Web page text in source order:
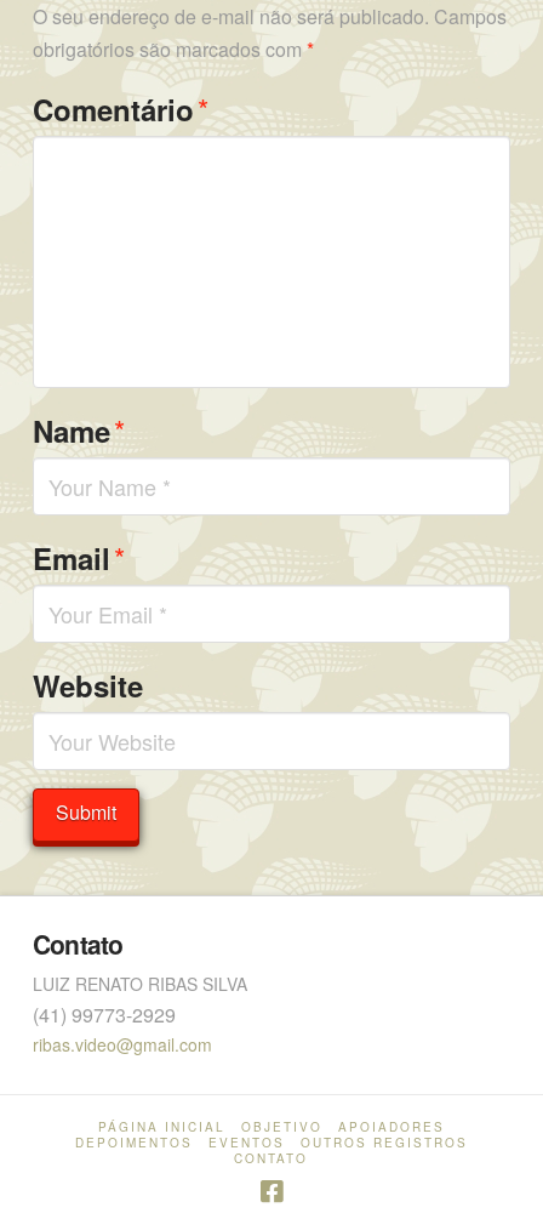
O seu endereço de e-mail não será publicado. Campos
obrigatórios são marcados com*
Comentário*
Name*
Email*
Website
Contato
LUIZ RENATO RIBAS SILVA
(41) 99773-2929
ribas.video@gmail.com
PÁGINA INICIAL OBJETIVO
APOIADORES
DEPOIMENTOS
EVENTOS
OUTROS REGISTROS
CONTATO